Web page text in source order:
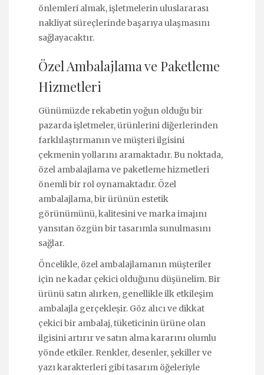
önlemleri almak, işletmelerin uluslararası
nakliyat süreçlerinde başarıya ulaşmasını
sağlayacaktır.
Özel Ambalajlama ve Paketleme
Hizmetleri
Günümüzde rekabetin yoğun olduğu bir
pazarda işletmeler, ürünlerini diğerlerinden
farklılaştırmanın ve müşteri ilgisini
çekmenin yollarını aramaktadır. Bu noktada,
özel ambalajlama ve paketleme hizmetleri
önemli bir rol oynamaktadır. Özel
ambalajlama, bir ürünün estetik
görünümünü, kalitesini ve marka imajını
yansıtan özgün bir tasarımla sunulmasını
sağlar.
Öncelikle, özel ambalajlamanın müşteriler
için ne kadar çekici olduğunu düşünelim. Bir
ürünü satın alırken, genellikle ilk etkileşim
ambalajla gerçekleşir. Göz alıcı ve dikkat
çekici bir ambalaj, tüketicinin ürüne olan
ilgisini artırır ve satın alma kararını olumlu
yönde etkiler. Renkler, desenler, şekiller ve
yazı karakterleri gibi tasarım öğeleriyle